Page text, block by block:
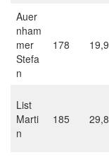
Auer
nham
mer
Stefa
n
178 19,9
List
Marti
n
185 29,8